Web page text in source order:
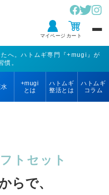
マイページ カート
へ。ハトムギ専門『+mugi』が
慣。
+mugi
とは
ハトムギ
整活とは
ハトムギ
コラム
トセット
らで、